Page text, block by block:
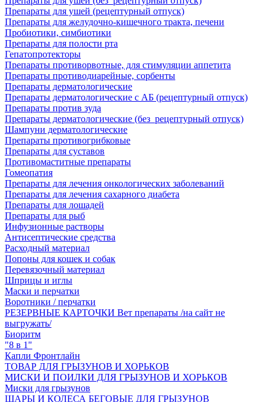
Препараты для ушей (рецептурный отпуск)
Препараты для желудочно-кишечного тракта, печени
Пробиотики, симбиотики
Препараты для полости рта
Гепатопротекторы
Препараты противорвотные, для стимуляции аппетита
Препараты противодиарейные, сорбенты
Препараты дерматологические
Препараты дерматологические с АБ (рецептурный отпуск)
Препараты против зуда
Препараты дерматологические (без_рецептурный отпуск)
Шампуни дерматологические
Препараты противогрибковые
Препараты для суставов
Противомаститные препараты
Гомеопатия
Препараты для лечения онкологических заболеваний
Препараты для лечения сахарного диабета
Препараты для лошадей
Препараты для рыб
Инфузионные растворы
Антисептические средства
Расходный материал
Попоны для кошек и собак
Перевязочный материал
Шприцы и иглы
Маски и перчатки
Воротники / перчатки
РЕЗЕРВНЫЕ КАРТОЧКИ Вет препараты /на сайт не
выгружать/
Биоритм
"8 в 1"
Капли Фронтлайн
ТОВАР ДЛЯ ГРЫЗУНОВ И ХОРЬКОВ
МИСКИ И ПОИЛКИ ДЛЯ ГРЫЗУНОВ И ХОРЬКОВ
Миски для грызунов
ШАРЫ И КОЛЕСА БЕГОВЫЕ ДЛЯ ГРЫЗУНОВ